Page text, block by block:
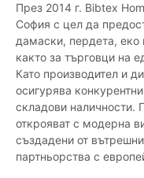
През 2014 г. Bibtex
София с цел да
дамаски, пердета, еко
както за търговци на
Като производител и
осигурява
складови наличности.
открояват с модерна
създадени от
партньорства с